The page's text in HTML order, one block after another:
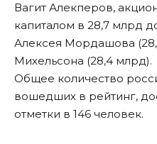
Вагит Алекперов,
капиталом в 28,7 млрд
Алексея Мордашова
Михельсона (28,4 млрд).
Общее количество
вошедших в рейтинг,
отметки в 146 человек.